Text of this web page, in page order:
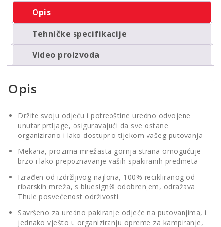
Opis
Tehničke specifikacije
Video proizvoda
Opis
Držite svoju odjeću i potrepštine uredno odvojene
unutar prtljage, osiguravajući da sve ostane
organizirano i lako dostupno tijekom vašeg putovanja
Mekana, prozirna mrežasta gornja strana omogućuje
brzo i lako prepoznavanje vaših spakiranih predmeta
Izrađen od izdržljivog najlona, 100% recikliranog od
ribarskih mreža, s bluesign® odobrenjem, odražava
Thule posvećenost održivosti
Savršeno za uredno pakiranje odjeće na putovanjima, i
jednako vješto u organiziranju opreme za kampiranje,